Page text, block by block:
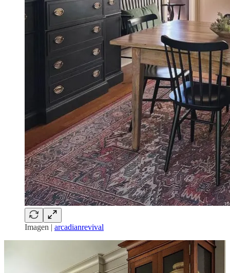
Imagen | arcadianrevival